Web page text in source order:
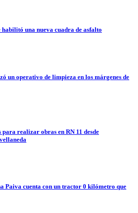
una nueva cuadra de asfalto
un operativo de limpieza en los márgenes de
realizar obras en RN 11 desde
Paiva cuenta con un tractor 0 kilómetro que